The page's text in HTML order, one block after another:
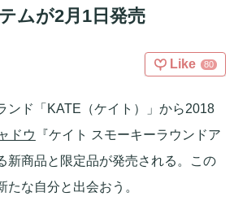
ムが2月1日発売
Like 80
ンド「KATE（ケイト）」から2018
ドウ
『ケイト スモーキーラウンドア
新商品と限定品が発売される。この
な自分と出会おう。